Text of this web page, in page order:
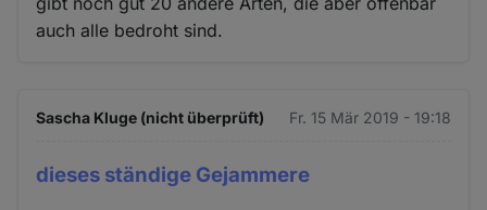
auch alle bedroht sind.
Sascha Kluge (nicht überprüft) Fr. 15 Mär 2019 - 19:18
dieses ständige Gejammere